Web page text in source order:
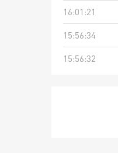
16:01:21
15:56:34
15:56:32